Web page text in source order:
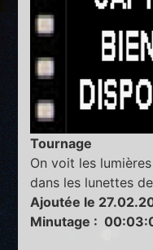
Tournage
On voit les
dans les lunettes
Ajoutée le
Minutage :